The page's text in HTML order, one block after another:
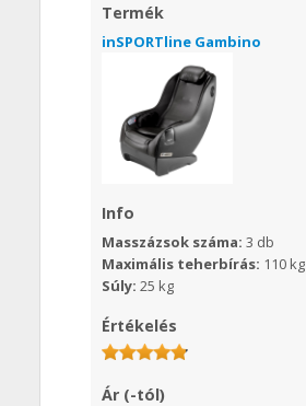
Termék
inSPORTline Gambino
Info
Masszázsok száma: 3 db
Maximális teherbírás: 110 kg
Súly: 25 kg
Értékelés
Ár (-tól)